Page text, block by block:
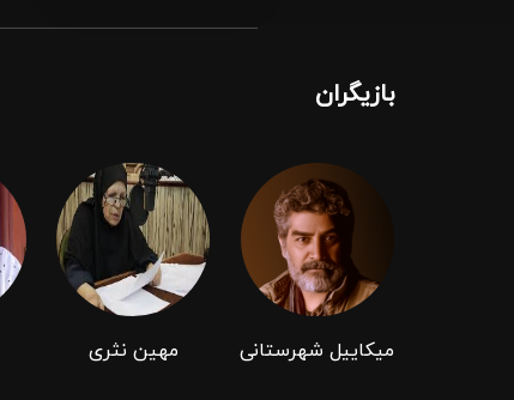
بازیگران
میکاییل شهرستانی مهین نثری